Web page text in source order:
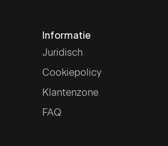
Informatie
Juridisch
Cookiepolicy
Klantenzone
FAQ